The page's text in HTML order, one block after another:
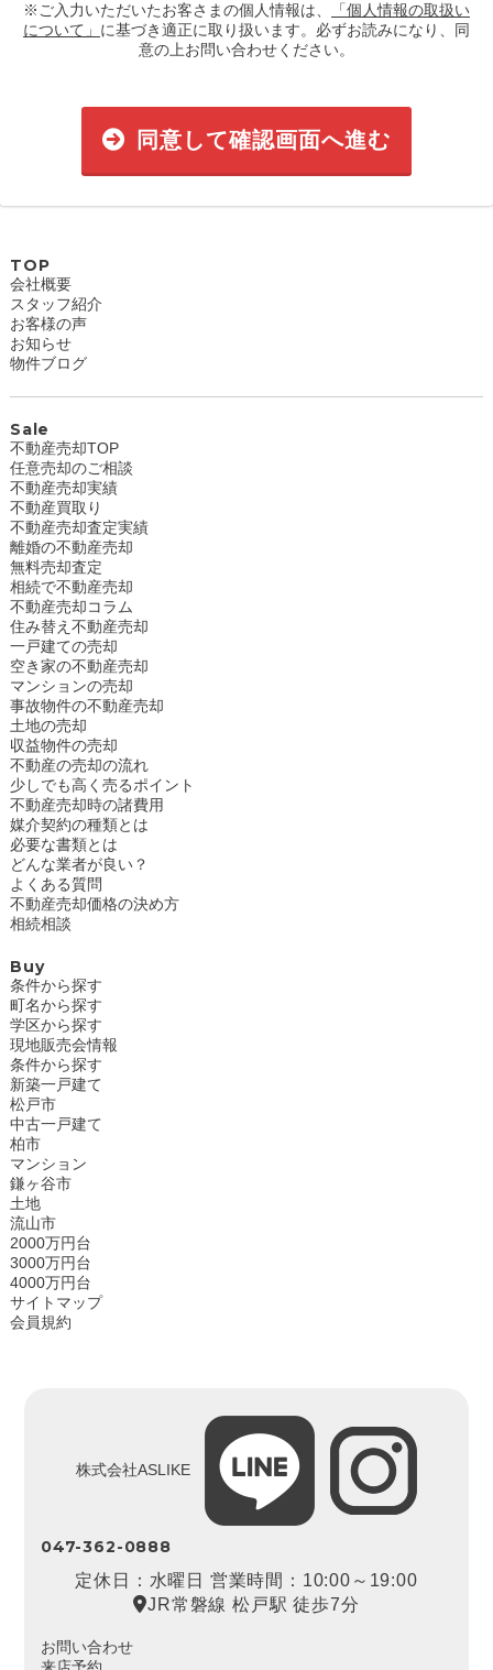
※ご入力いただいたお客さまの個人情報は、
「個人情報の取扱い
について」 に基づき適正に取り扱います。必ずお読みになり、同
意の上お問い合わせください。
同意して確認画面へ進む
TOP
会社概要
スタッフ紹介
お客様の声
お知らせ
物件ブログ
Sale
不動産売却TOP
任意売却のご相談
不動産売却実績
不動産買取り
不動産売却査定実績
離婚の不動産売却
無料売却査定
相続で不動産売却
不動産売却コラム
住み替え不動産売却
一戸建ての売却
空き家の不動産売却
マンションの売却
事故物件の不動産売却
土地の売却
収益物件の売却
不動産の売却の流れ
少しでも高く売るポイント
不動産売却時の諸費用
媒介契約の種類とは
必要な書類とは
どんな業者が良い？
よくある質問
不動産売却価格の決め方
相続相談
Buy
条件から探す
町名から探す
学区から探す
現地販売会情報
条件から探す
新築一戸建て
松戸市
中古一戸建て
柏市
マンション
鎌ヶ谷市
土地
流山市
2000万円台
3000万円台
4000万円台
サイトマップ
会員規約
株式会社ASLIKE
047-362-0888
定休日：水曜日 営業時間：10:00～19:00
JR常磐線 松戸駅 徒歩7分
お問い合わせ